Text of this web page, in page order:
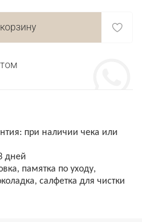
при наличии чека или
дней
памятка по уходу,
салфетка для чистки